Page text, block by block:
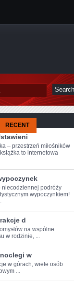
RECENT
– przestrzeń miłośników
to internetowa
⁤niecodziennej podróży
wypoczynkiem!
d
na wspólne
w rodzinie, ...
w
w⁤ górach, wiele‍ osób
...